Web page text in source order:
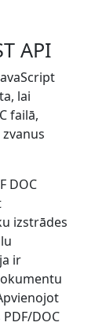
API
lai
failā,
DOC
izstrādes
ir
DOC